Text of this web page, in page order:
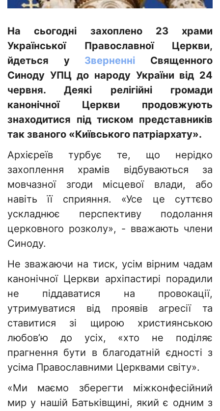
На сьогодні захоплено 23 храми
Української Православної Церкви,
йдеться у Зверненні Священного
Синоду УПЦ до народу України від 24
червня. Деякі релігійні громади
канонічної Церкви продовжують
знаходитися під тиском представників
так званого «Київського патріархату».
Архієреїв турбує те, що нерідко
захоплення храмів відбуваються за
мовчазної згоди місцевої влади, або
навіть її сприяння. «Усе це суттєво
ускладнює перспективу подолання
церковного розколу», - вважають члени
Синоду.
Не зважаючи на тиск, усім вірним чадам
канонічної Церкви архіпастирі порадили
не піддаватися на провокації,
утримуватися від проявів агресії та
ставитися зі щирою християнською
любов’ю до усіх, «хто не поділяє
прагнення бути в благодатній єдності з
усіма Православними Церквами світу».
«Ми маємо зберегти міжконфесійний
мир у нашій Батьківщині, який є одним з